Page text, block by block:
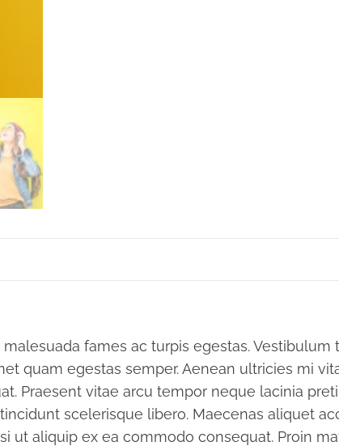
fames ac turpis egestas. Vestibulum
quam egestas semper. Aenean ultricies mi
Praesent vitae arcu tempor neque lacinia
scelerisque libero. Maecenas aliquet
aliquip ex ea commodo consequat. Proin